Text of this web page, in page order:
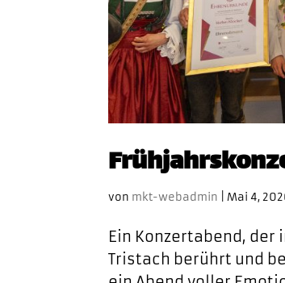
von mkt-webadmin |Mai 4,
Ein Konzertabend,
Tristach berührt und